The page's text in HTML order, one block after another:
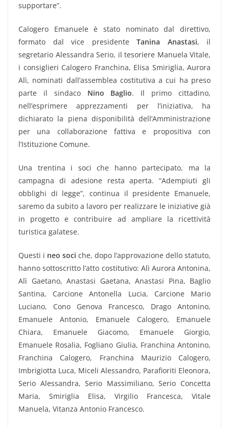
supportare”.
Calogero Emanuele è stato nominato dal direttivo,
formato dal vice presidente Tanina Anastasi, il
segretario Alessandra Serio, il tesoriere Manuela Vitale,
i consiglieri Calogero Franchina, Elisa Smiriglia, Aurora
Alì, nominati dall’assemblea costitutiva a cui ha preso
parte il sindaco Nino Baglio. Il primo cittadino,
nell’esprimere apprezzamenti per l’iniziativa, ha
dichiarato la piena disponibilità dell’Amministrazione
per una collaborazione fattiva e propositiva con
l’Istituzione Comune.
Una trentina i soci che hanno partecipato, ma la
campagna di adesione resta aperta. “Adempiuti gli
obblighi di legge”, continua il presidente Emanuele,
saremo da subito a lavoro per realizzare le iniziative già
in progetto e contribuire ad ampliare la ricettività
turistica galatese.
Questi i neo soci che, dopo l’approvazione dello statuto,
hanno sottoscritto l’atto costitutivo: Alì Aurora Antonina,
Alì Gaetano, Anastasi Gaetana, Anastasi Pina, Baglio
Santina, Carcione Antonella Lucia, Carcione Mario
Luciano, Cono Genova Francesco, Drago Antonino,
Emanuele Antonio, Emanuele Calogero, Emanuele
Chiara, Emanuele Giacomo, Emanuele Giorgio,
Emanuele Rosalia, Fogliano Giulia, Franchina Antonino,
Franchina Calogero, Franchina Maurizio Calogero,
Imbrigiotta Luca, Miceli Alessandro, Parafioriti Eleonora,
Serio Alessandra, Serio Massimiliano, Serio Concetta
Maria, Smiriglia Elisa, Virgilio Francesca, Vitale
Manuela, Vitanza Antonio Francesco.